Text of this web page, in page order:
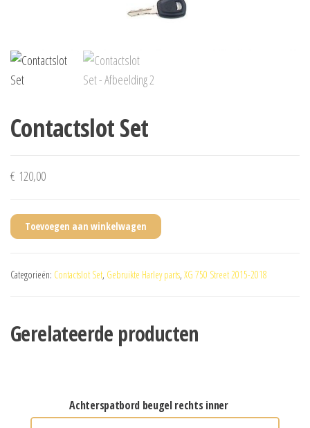
Contactslot Set
€ 120,00
Toevoegen aan winkelwagen
Categorieën: Contactslot Set, Gebruikte Harley parts, XG 750 Street 2015-2018
Gerelateerde producten
achterspatbord beugel rechts inner